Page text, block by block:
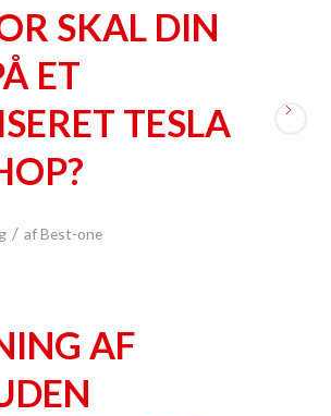
SKAL DIN
ET
TESLA
/ afBest-one
AF